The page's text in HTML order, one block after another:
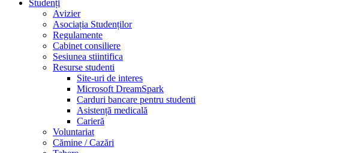
Studenți
Avizier
Asociația Studenților
Regulamente
Cabinet consiliere
Sesiunea stiintifica
Resurse studenti
Site-uri de interes
Microsoft DreamSpark
Carduri bancare pentru studenti
Asistență medicală
Carieră
Voluntariat
Cămine / Cazări